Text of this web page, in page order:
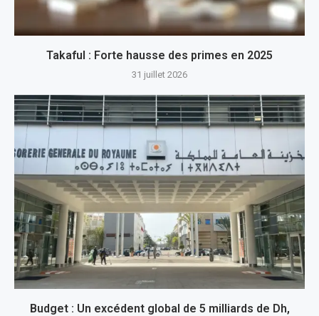
Takaful : Forte hausse des primes en 2025
31 juillet 2026
Budget : Un excédent global de 5 milliards de Dh,